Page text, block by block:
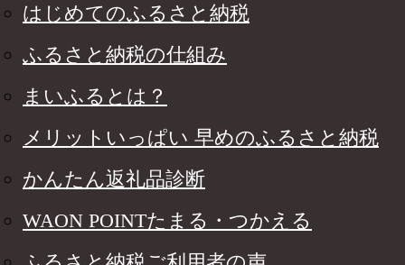
はじめてのふるさと納税
ふるさと納税の仕組み
まいふるとは？
メリットいっぱい 早めのふるさと納税
かんたん返礼品診断
WAON POINTたまる・つかえる